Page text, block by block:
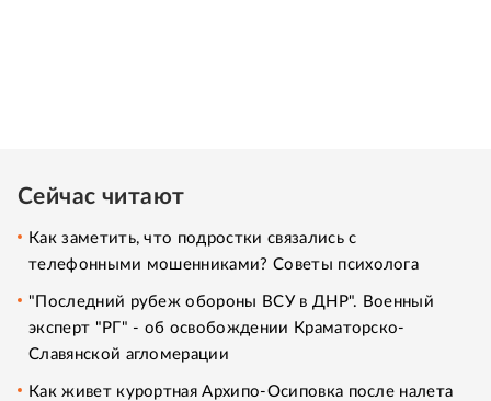
Сейчас читают
Как заметить, что подростки связались с
телефонными мошенниками? Советы психолога
"Последний рубеж обороны ВСУ в ДНР". Военный
эксперт "РГ" - об освобождении Краматорско-
Славянской агломерации
Как живет курортная Архипо-Осиповка после налета